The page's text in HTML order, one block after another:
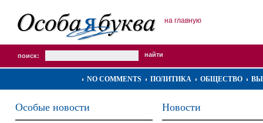
на главную
поиск:
NO COMMENTS ПОЛИТИКА ОБЩЕСТВО
Особые новости Новости